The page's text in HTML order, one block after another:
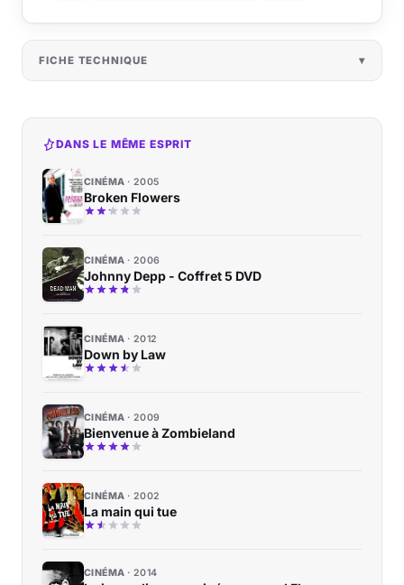
FICHE TECHNIQUE
DANS LE MÊME ESPRIT
CINÉMA 2005
Broken Flowers
CINÉMA 2006
Johnny Depp - Coffret 5 DVD
CINÉMA 2012
Down by Law
CINÉMA 2009
Bienvenue à Zombieland
CINÉMA 2002
La main qui tue
CINÉMA 2014